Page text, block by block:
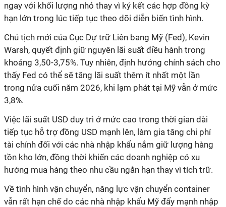
ngay với khối lượng nhỏ thay vì ký kết các hợp đồng kỳ
hạn lớn trong lúc tiếp tục theo dõi diễn biến tình hình.
Chủ tịch mới của Cục Dự trữ Liên bang Mỹ (Fed), Kevin
Warsh, quyết định giữ nguyên lãi suất điều hành trong
khoảng 3,50-3,75%. Tuy nhiên, định hướng chính sách cho
thấy Fed có thể sẽ tăng lãi suất thêm ít nhất một lần
trong nửa cuối năm 2026, khi lạm phát tại Mỹ vẫn ở mức
3,8%.
Việc lãi suất USD duy trì ở mức cao trong thời gian dài
tiếp tục hỗ trợ đồng USD mạnh lên, làm gia tăng chi phí
tài chính đối với các nhà nhập khẩu nắm giữ lượng hàng
tồn kho lớn, đồng thời khiến các doanh nghiệp có xu
hướng mua hàng theo nhu cầu ngắn hạn thay vì tích trữ.
Về tình hình vận chuyển, năng lực vận chuyển container
vẫn rất hạn chế do các nhà nhập khẩu Mỹ đẩy mạnh nhập